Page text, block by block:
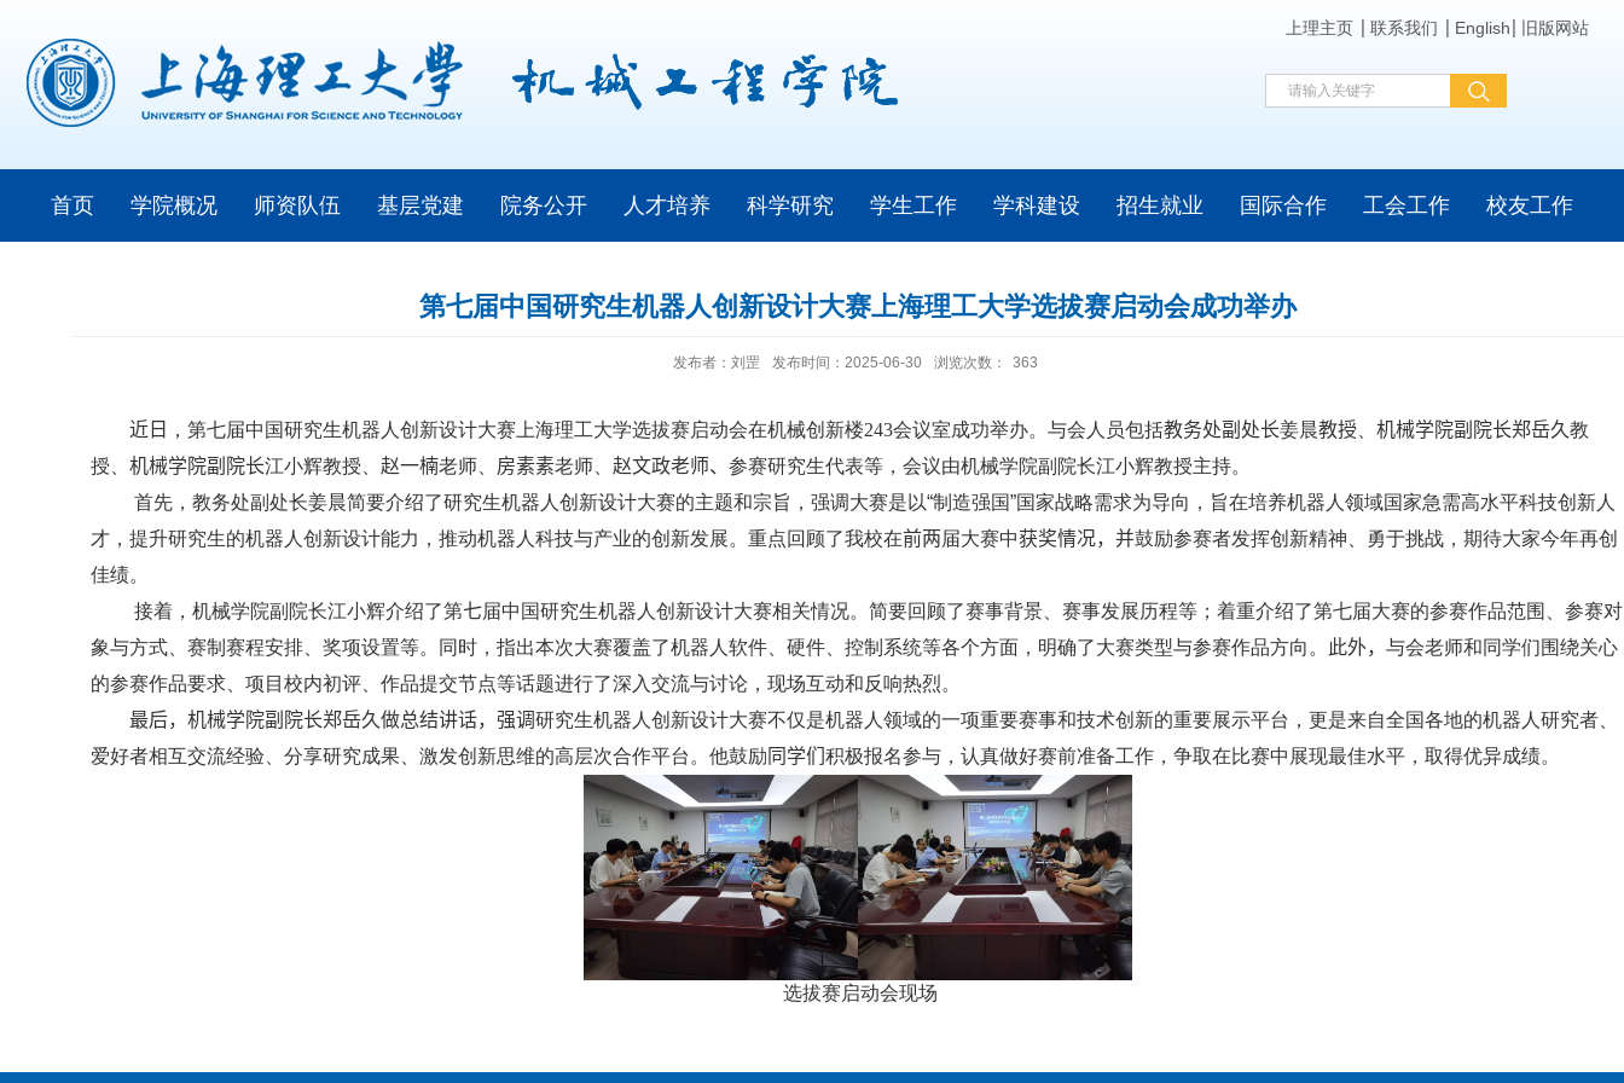
上理主页 联系我们 English 旧版网站
首页 学院概况 师资队伍 基层党建 院务公开 人才培养 科学研究 学生工作 学科建设 招生就业 国际合作 工会工作 校友工作
第七届中国研究生机器人创新设计大赛上海理工大学选拔赛启动会成功举办
发布者：刘罡 发布时间：2025-06-30 浏览次数： 363
近日 ，第七届中国研究生机器人创新设计大赛上海理工大学选拔赛启动会在机械创新楼243会议室成功举办。与会人员包括教务处副处长姜晨教授 、机械学院副院长郑岳久教
授、 机械学院副院长江小辉教授、 赵一楠老师、 房素素老师、 赵文政老师、 参赛研究生代表等，会议由机械学院副院长江小辉教授主持。
首先，教务处副处长姜晨简要介绍了研究生机器人创新设计大赛的主题和宗旨，强调大赛是以“制造强国”国家战略需求为导向，旨在培养机器人领域国家急需高水平科技创新人
才，提升研究生的机器人创新设计能力，推动机器人科技与产业的创新发展。重点回顾了我校在前两届大赛中获奖情况，并鼓励参赛者发挥创新精神、勇于挑战，期待大家今年再创
佳绩。
接着，机械学院副院长江小辉介绍了第七届中国研究生机器人创新设计大赛相关情况。简要回顾了赛事背景、赛事发展历程等；着重介绍了第七届大赛的参赛作品范围、参赛对
象与方式、赛制赛程安排、奖项设置等。同时，指出本次大赛覆盖了机器人软件、硬件、控制系统等各个方面，明确了大赛类型与参赛作品方向。
此外， 与会老师和同学们围绕关心
的参赛作品要求、项目校内初评、作品提交节点等话题进行了深入交流与讨论，现场互动和反响热烈。
最后，机械学院副院长郑岳久做总结讲话，强调研究生机器人创新设计大赛不仅是机器人领域的一项重要赛事和技术创新的重要展示平台，更是来自全国各地的机器人研究者、
爱好者相互交流经验、分享研究成果、激发创新思维的高层次合作平台。他鼓励 同学们 积极报名参与，认真做好赛前准备工作，争取在比赛中展现最佳水平，取得优异成绩。
选拔赛启动会现场